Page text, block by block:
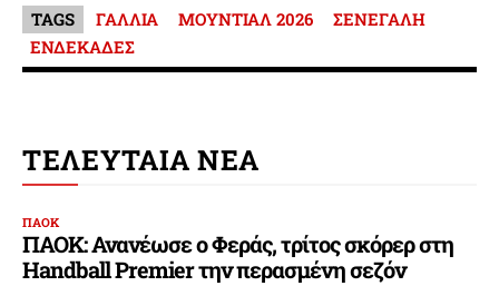
TAGS ΓΑΛΛΙΑ ΜΟΥΝΤΙΑΛ 2026
ΣΕΝΕΓΑΛΗ
ΕΝΔΕΚΑΔΕΣ
ΤΕΛΕΥΤΑΙΑ ΝΕΑ
ΠΑΟΚ
ΠΑΟΚ: Ανανέωσε ο Φεράς, τρίτος σκόρερ στη
Handball Premier την περασμένη σεζόν